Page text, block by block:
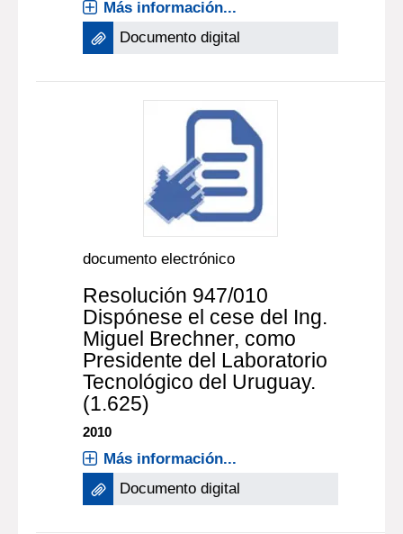
Más información...
Documento digital
documento electrónico
Resolución 947/010
Dispónese el cese del Ing.
Miguel Brechner, como
Presidente del Laboratorio
Tecnológico del Uruguay.
(1.625)
2010
Más información...
Documento digital